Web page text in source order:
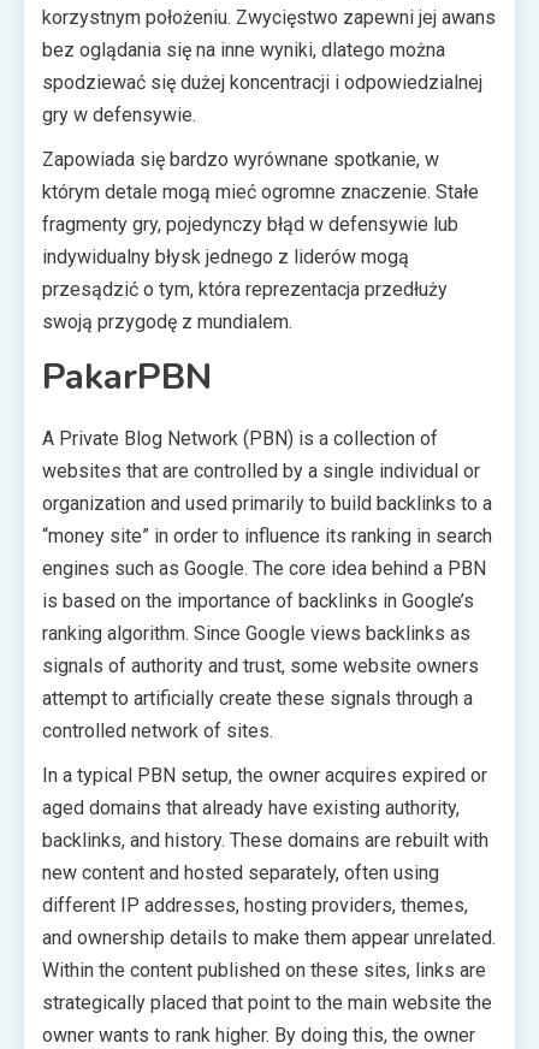
korzystnym położeniu. Zwycięstwo zapewni jej awans
bez oglądania się na inne wyniki, dlatego można
spodziewać się dużej koncentracji i odpowiedzialnej
gry w defensywie.
Zapowiada się bardzo wyrównane spotkanie, w
którym detale mogą mieć ogromne znaczenie. Stałe
fragmenty gry, pojedynczy błąd w defensywie lub
indywidualny błysk jednego z liderów mogą
przesądzić o tym, która reprezentacja przedłuży
swoją przygodę z mundialem.
PakarPBN
A Private Blog Network (PBN) is a collection of
websites that are controlled by a single individual or
organization and used primarily to build backlinks to a
“money site” in order to influence its ranking in search
engines such as Google. The core idea behind a PBN
is based on the importance of backlinks in Google’s
ranking algorithm. Since Google views backlinks as
signals of authority and trust, some website owners
attempt to artificially create these signals through a
controlled network of sites.
In a typical PBN setup, the owner acquires expired or
aged domains that already have existing authority,
backlinks, and history. These domains are rebuilt with
new content and hosted separately, often using
different IP addresses, hosting providers, themes,
and ownership details to make them appear unrelated.
Within the content published on these sites, links are
strategically placed that point to the main website the
owner wants to rank higher. By doing this, the owner